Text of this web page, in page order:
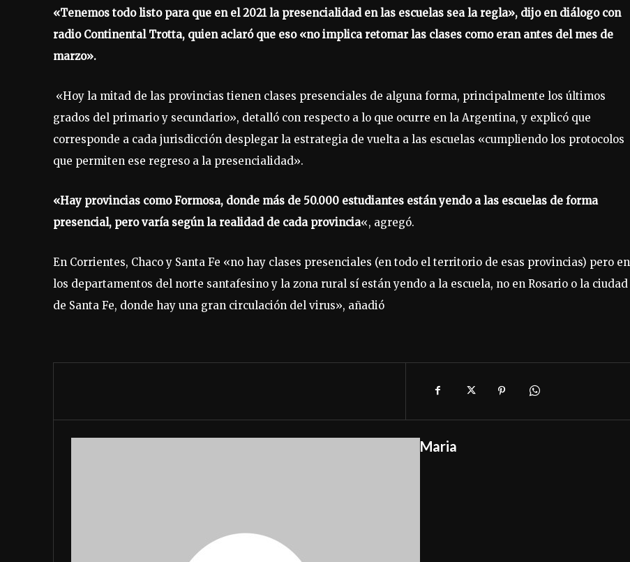
«Tenemos todo listo para que en el 2021 la presencialidad en las escuelas sea la regla», dijo en diálogo con
radio Continental Trotta, quien aclaró que eso «no implica retomar las clases como eran antes del mes de
marzo».
«Hoy la mitad de las provincias tienen clases presenciales de alguna forma, principalmente los últimos
grados del primario y secundario», detalló con respecto a lo que ocurre en la Argentina, y explicó que
corresponde a cada jurisdicción desplegar la estrategia de vuelta a las escuelas «cumpliendo los protocolos
que permiten ese regreso a la presencialidad».
«Hay provincias como Formosa, donde más de 50.000 estudiantes están yendo a las escuelas de forma
presencial, pero varía según la realidad de cada provincia«, agregó.
En Corrientes, Chaco y Santa Fe «no hay clases presenciales (en todo el territorio de esas provincias) pero en
los departamentos del norte santafesino y la zona rural sí están yendo a la escuela, no en Rosario o la ciudad
de Santa Fe, donde hay una gran circulación del virus», añadió
Maria